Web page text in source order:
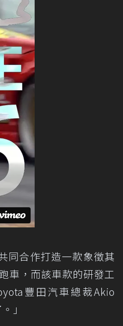
同合作打造一款象徵其
車，而該車款的研發工
豐田汽車總裁Akio
」